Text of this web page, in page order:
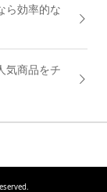
ら効率的な
気商品をチ